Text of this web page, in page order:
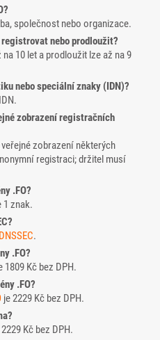
společnost nebo organizace.
registrovat nebo prodloužit?
10 let a prodloužit lze až na 9
nebo speciální znaky (IDN)?
zobrazení registračních
zobrazení některých
registraci; držitel musí
.FO?
1 znak.
DNSSEC.
.FO?
1809 Kč bez DPH.
.FO?
je 2229 Kč bez DPH.
2229 Kč bez DPH.